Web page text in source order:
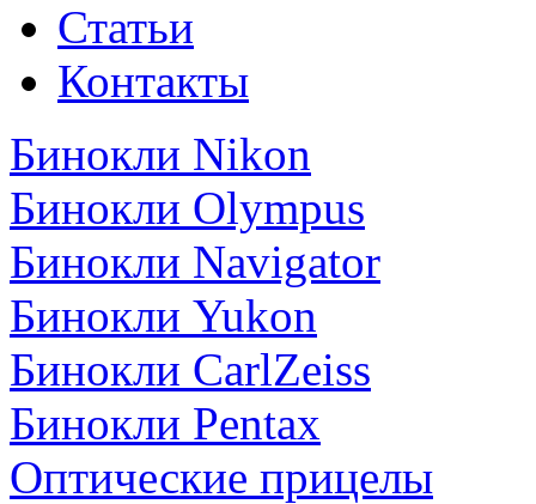
Статьи
Контакты
Бинокли Nikon
Бинокли Olympus
Бинокли Navigator
Бинокли Yukon
Бинокли CarlZeiss
Бинокли Pentax
Оптические прицелы